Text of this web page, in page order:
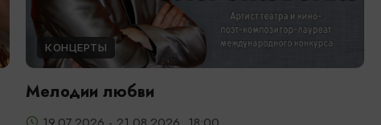
КОНЦЕРТЫ
Мелодии любви